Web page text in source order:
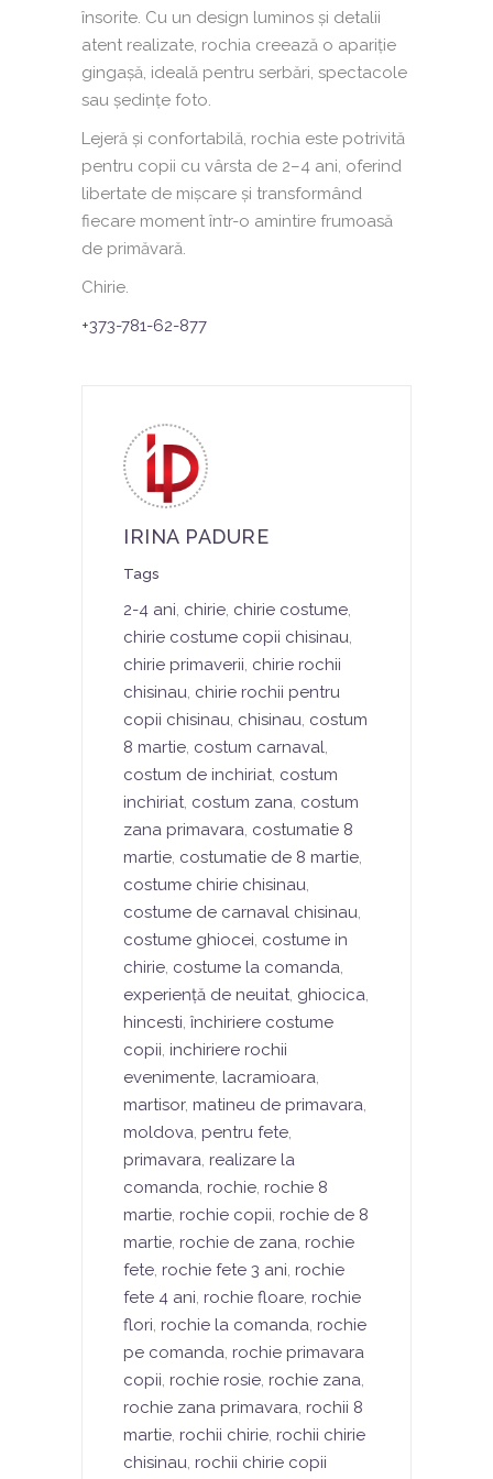
însorite. Cu un design luminos și detalii
atent realizate, rochia creează o apariție
gingașă, ideală pentru serbări, spectacole
sau ședințe foto.
Lejeră și confortabilă, rochia este potrivită
pentru copii cu vârsta de 2–4 ani, oferind
libertate de mișcare și transformând
fiecare moment într-o amintire frumoasă
de primăvară.
Chirie.
+373-781-62-877
IRINA PADURE
Tags
2-4 ani, chirie, chirie costume,
chirie costume copii chisinau,
chirie primaverii, chirie rochii
chisinau, chirie rochii pentru
copii chisinau, chisinau, costum
8 martie, costum carnaval,
costum de inchiriat, costum
inchiriat, costum zana, costum
zana primavara, costumatie 8
martie, costumatie de 8 martie,
costume chirie chisinau,
costume de carnaval chisinau,
costume ghiocei, costume in
chirie, costume la comanda,
experiență de neuitat, ghiocica,
hincesti, închiriere costume
copii, inchiriere rochii
evenimente, lacramioara,
martisor, matineu de primavara,
moldova, pentru fete,
primavara, realizare la
comanda, rochie, rochie 8
martie, rochie copii, rochie de 8
martie, rochie de zana, rochie
fete, rochie fete 3 ani, rochie
fete 4 ani, rochie floare, rochie
flori, rochie la comanda, rochie
pe comanda, rochie primavara
copii, rochie rosie, rochie zana,
rochie zana primavara, rochii 8
martie, rochii chirie, rochii chirie
chisinau, rochii chirie copii